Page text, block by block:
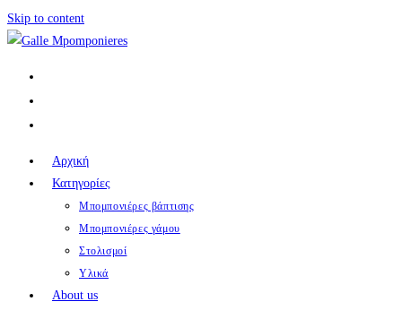
Skip to content
Αρχική
Κατηγορίες
Μπομπονιέρες βάπτισης
Μπομπονιέρες γάμου
Στολισμοί
Υλικά
About us